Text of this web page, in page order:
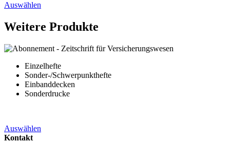
Auswählen
Weitere Produkte
Einzelhefte
Sonder-/Schwerpunkthefte
Einbanddecken
Sonderdrucke
Auswählen
Kontakt